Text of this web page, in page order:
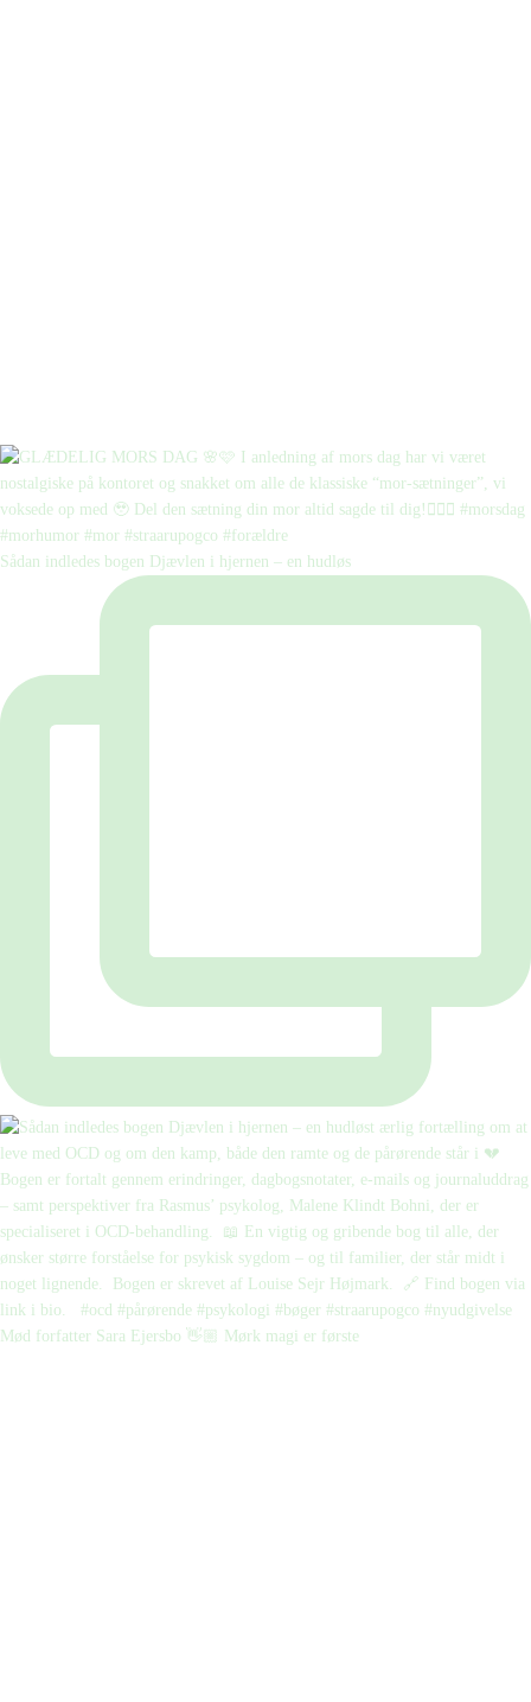
Sådan indledes bogen Djævlen i hjernen – en hudløs
Mød forfatter Sara Ejersbo 👋🏼 Mørk magi er første